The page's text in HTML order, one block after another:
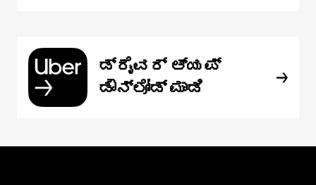
ಡ್ರೈವರ್ ಆ್ಯಪ್
ಡೌನ್‌ಲೋಡ್ ಮಾಡಿ